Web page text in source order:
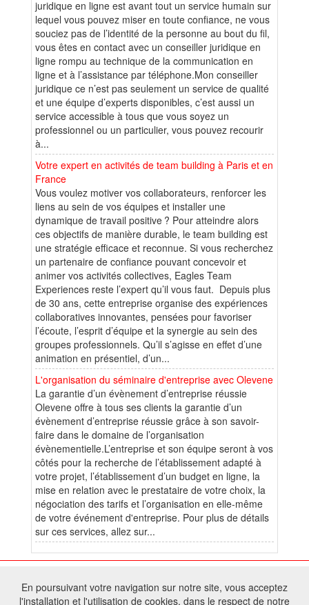
juridique en ligne est avant tout un service humain sur
lequel vous pouvez miser en toute confiance, ne vous
souciez pas de l’identité de la personne au bout du fil,
vous êtes en contact avec un conseiller juridique en
ligne rompu au technique de la communication en
ligne et à l’assistance par téléphone.Mon conseiller
juridique ce n’est pas seulement un service de qualité
et une équipe d’experts disponibles, c’est aussi un
service accessible à tous que vous soyez un
professionnel ou un particulier, vous pouvez recourir
à...
Votre expert en activités de team building à Paris et en
France
Vous voulez motiver vos collaborateurs, renforcer les
liens au sein de vos équipes et installer une
dynamique de travail positive ? Pour atteindre alors
ces objectifs de manière durable, le team building est
une stratégie efficace et reconnue. Si vous recherchez
un partenaire de confiance pouvant concevoir et
animer vos activités collectives, Eagles Team
Experiences reste l’expert qu’il vous faut. Depuis plus
de 30 ans, cette entreprise organise des expériences
collaboratives innovantes, pensées pour favoriser
l’écoute, l’esprit d’équipe et la synergie au sein des
groupes professionnels. Qu’il s’agisse en effet d’une
animation en présentiel, d’un...
L'organisation du séminaire d'entreprise avec Olevene
La garantie d’un évènement d’entreprise réussie
Olevene offre à tous ses clients la garantie d’un
évènement d’entreprise réussie grâce à son savoir-
faire dans le domaine de l’organisation
évènementielle.L’entreprise et son équipe seront à vos
côtés pour la recherche de l’établissement adapté à
votre projet, l’établissement d’un budget en ligne, la
mise en relation avec le prestataire de votre choix, la
négociation des tarifs et l’organisation en elle-même
de votre événement d'entreprise. Pour plus de détails
sur ces services, allez sur...
FontAwesome
En poursuivant votre navigation sur notre site, vous acceptez
l'installation et l'utilisation de cookies, dans le respect de notre